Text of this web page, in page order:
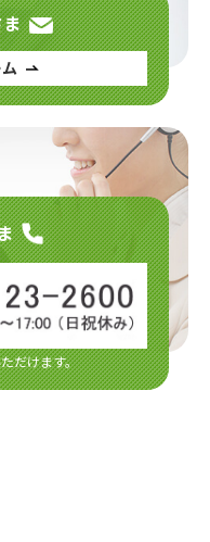
だけます。